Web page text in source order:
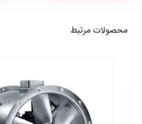
محصولات مرتبط